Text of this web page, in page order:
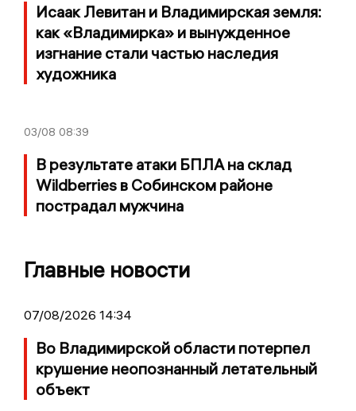
Исаак Левитан и Владимирская земля:
как «Владимирка» и вынужденное
изгнание стали частью наследия
художника
03/08 08:39
В результате атаки БПЛА на склад
Wildberries в Собинском районе
пострадал мужчина
Главные новости
07/08/2026 14:34
Во Владимирской области потерпел
крушение неопознанный летательный
объект